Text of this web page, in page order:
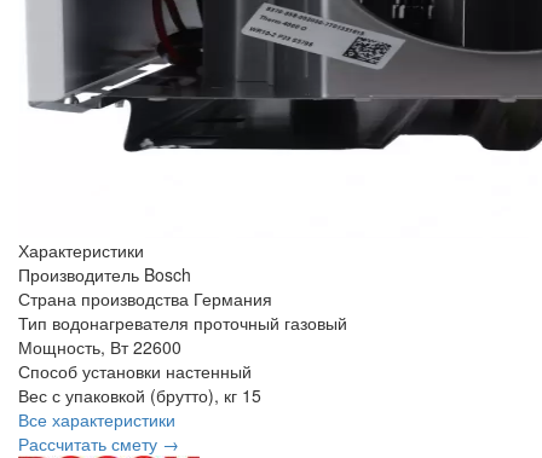
Характеристики
Производитель Bosch
Страна производства Германия
Тип водонагревателя проточный газовый
Мощность, Вт 22600
Способ установки настенный
Вес с упаковкой (брутто), кг 15
Все характеристики
Рассчитать смету →